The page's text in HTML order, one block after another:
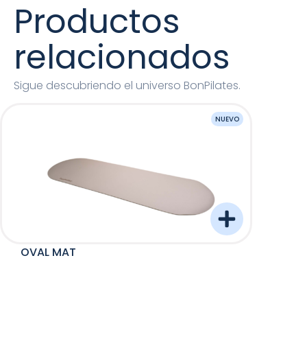
que tiene las ranuras es el que va en el lado de la
torre y es para pasar la cuerda.
Productos
relacionados
Sigue descubriendo el universo BonPilates.
NUEVO
OVAL MAT